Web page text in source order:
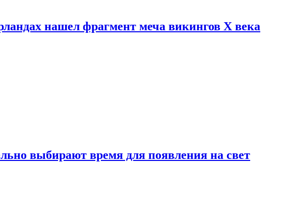
нашел фрагмент меча викингов X века
выбирают время для появления на свет